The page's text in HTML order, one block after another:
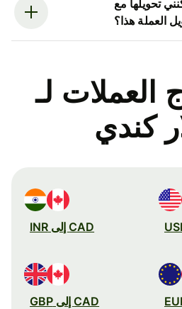
تحويلها مع
العملة هذا؟
العملات لـ
كندي
CAD إلى INR
CAD إلى GBP